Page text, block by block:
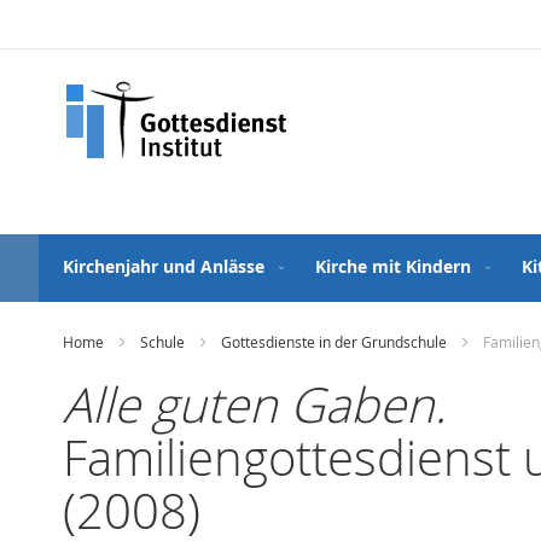
Kirchenjahr und Anlässe Kirche mit Kindern
Home Schule Gottesdienste in der Grundschule
Alle guten Gaben.
Familiengottesdienst
(2008)